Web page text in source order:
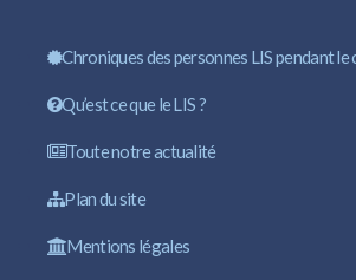
Chroniques des personnes LIS pendant
Qu’est ce que le LIS ?
Toute notre actualité
Plan du site
Mentions légales